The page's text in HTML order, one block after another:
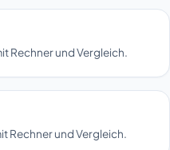
Rechner und Vergleich.
Rechner und Vergleich.